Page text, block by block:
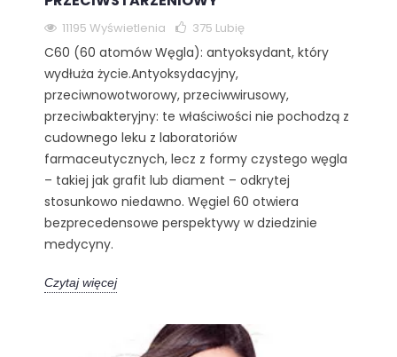
11195 Wyświetlenia 375 Lubię
C60 (60 atomów Węgla): antyoksydant, który
wydłuża życie.Antyoksydacyjny,
przeciwnowotworowy, przeciwwirusowy,
przeciwbakteryjny: te właściwości nie pochodzą z
cudownego leku z laboratoriów
farmaceutycznych, lecz z formy czystego węgla
– takiej jak grafit lub diament – odkrytej
stosunkowo niedawno. Węgiel 60 otwiera
bezprecedensowe perspektywy w dziedzinie
medycyny.
Czytaj więcej